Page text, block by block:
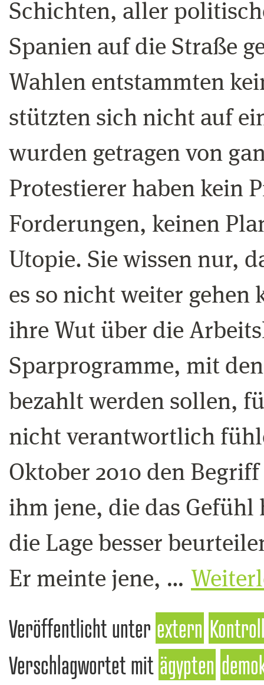
Schichten, aller
Spanien auf die Straße
Wahlen entstammten
stützten sich nicht auf
wurden getragen von
Protestierer haben kein
Forderungen, keinen
Utopie. Sie wissen nur,
es so nicht weiter
ihre Wut über die
Sparprogramme, mit
bezahlt werden sollen,
nicht verantwortlich
Oktober 2010 den
ihm jene, die das
die Lage besser
Er meinte jene, …
Veröffentlicht unter extern
Verschlagwortet mit ägypten